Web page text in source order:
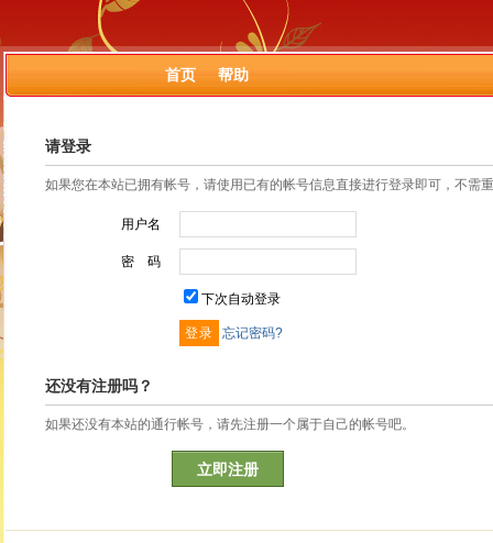
首页 帮助
请登录
如果您在本站已拥有帐号，请使用已有的帐号信息直接进行登录即可，不需
用户名
密 码
下次自动登录
忘记密码?
还没有注册吗？
如果还没有本站的通行帐号，请先注册一个属于自己的帐号吧。
立即注册